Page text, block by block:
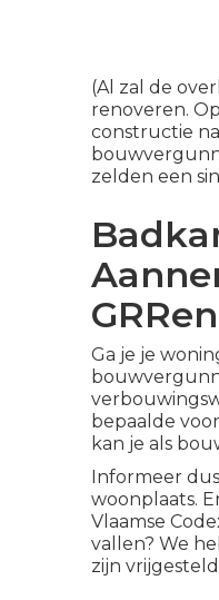
(Al zal de
renoveren.
constructie
zelden een
Ga je je
bepaalde
kan je als
Informeer
woonplaats.
Vlaamse
vallen? We
zijn